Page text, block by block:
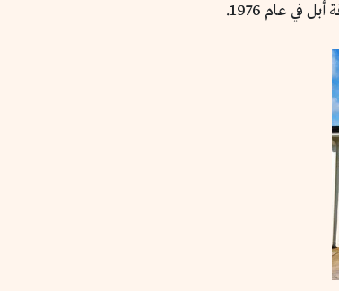
في عام 1976.